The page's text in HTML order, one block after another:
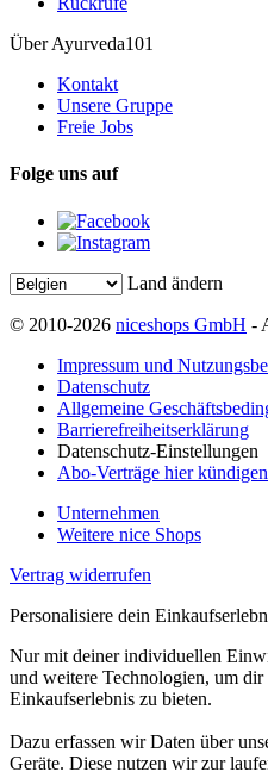
Über Ayurveda101
Kontakt
Unsere Gruppe
Freie Jobs
Folge uns auf
Land ändern
© 2010-2026 niceshops GmbH -
Impressum und
Datenschutz
Allgemeine
Barrierefreiheitserklärung
Datenschutz-Einstellungen
Abo-Verträge hier kündigen
Unternehmen
Weitere nice Shops
Vertrag widerrufen
Personalisiere dein
Nur mit deiner individuellen
und weitere Technologien, um dir
Einkaufserlebnis zu bieten.
Dazu erfassen wir Daten über
Geräte. Diese nutzen wir zur